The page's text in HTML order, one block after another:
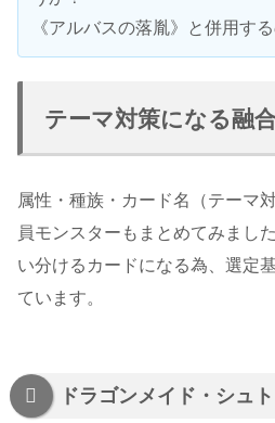
《アルバスの落胤》と併用す
テーマ対策になる融
属性・種族・カード名（テーマ
員モンスターもまとめてみまし
い分けるカードになる為、選定
ています。
ドラゴンメイド・シュ